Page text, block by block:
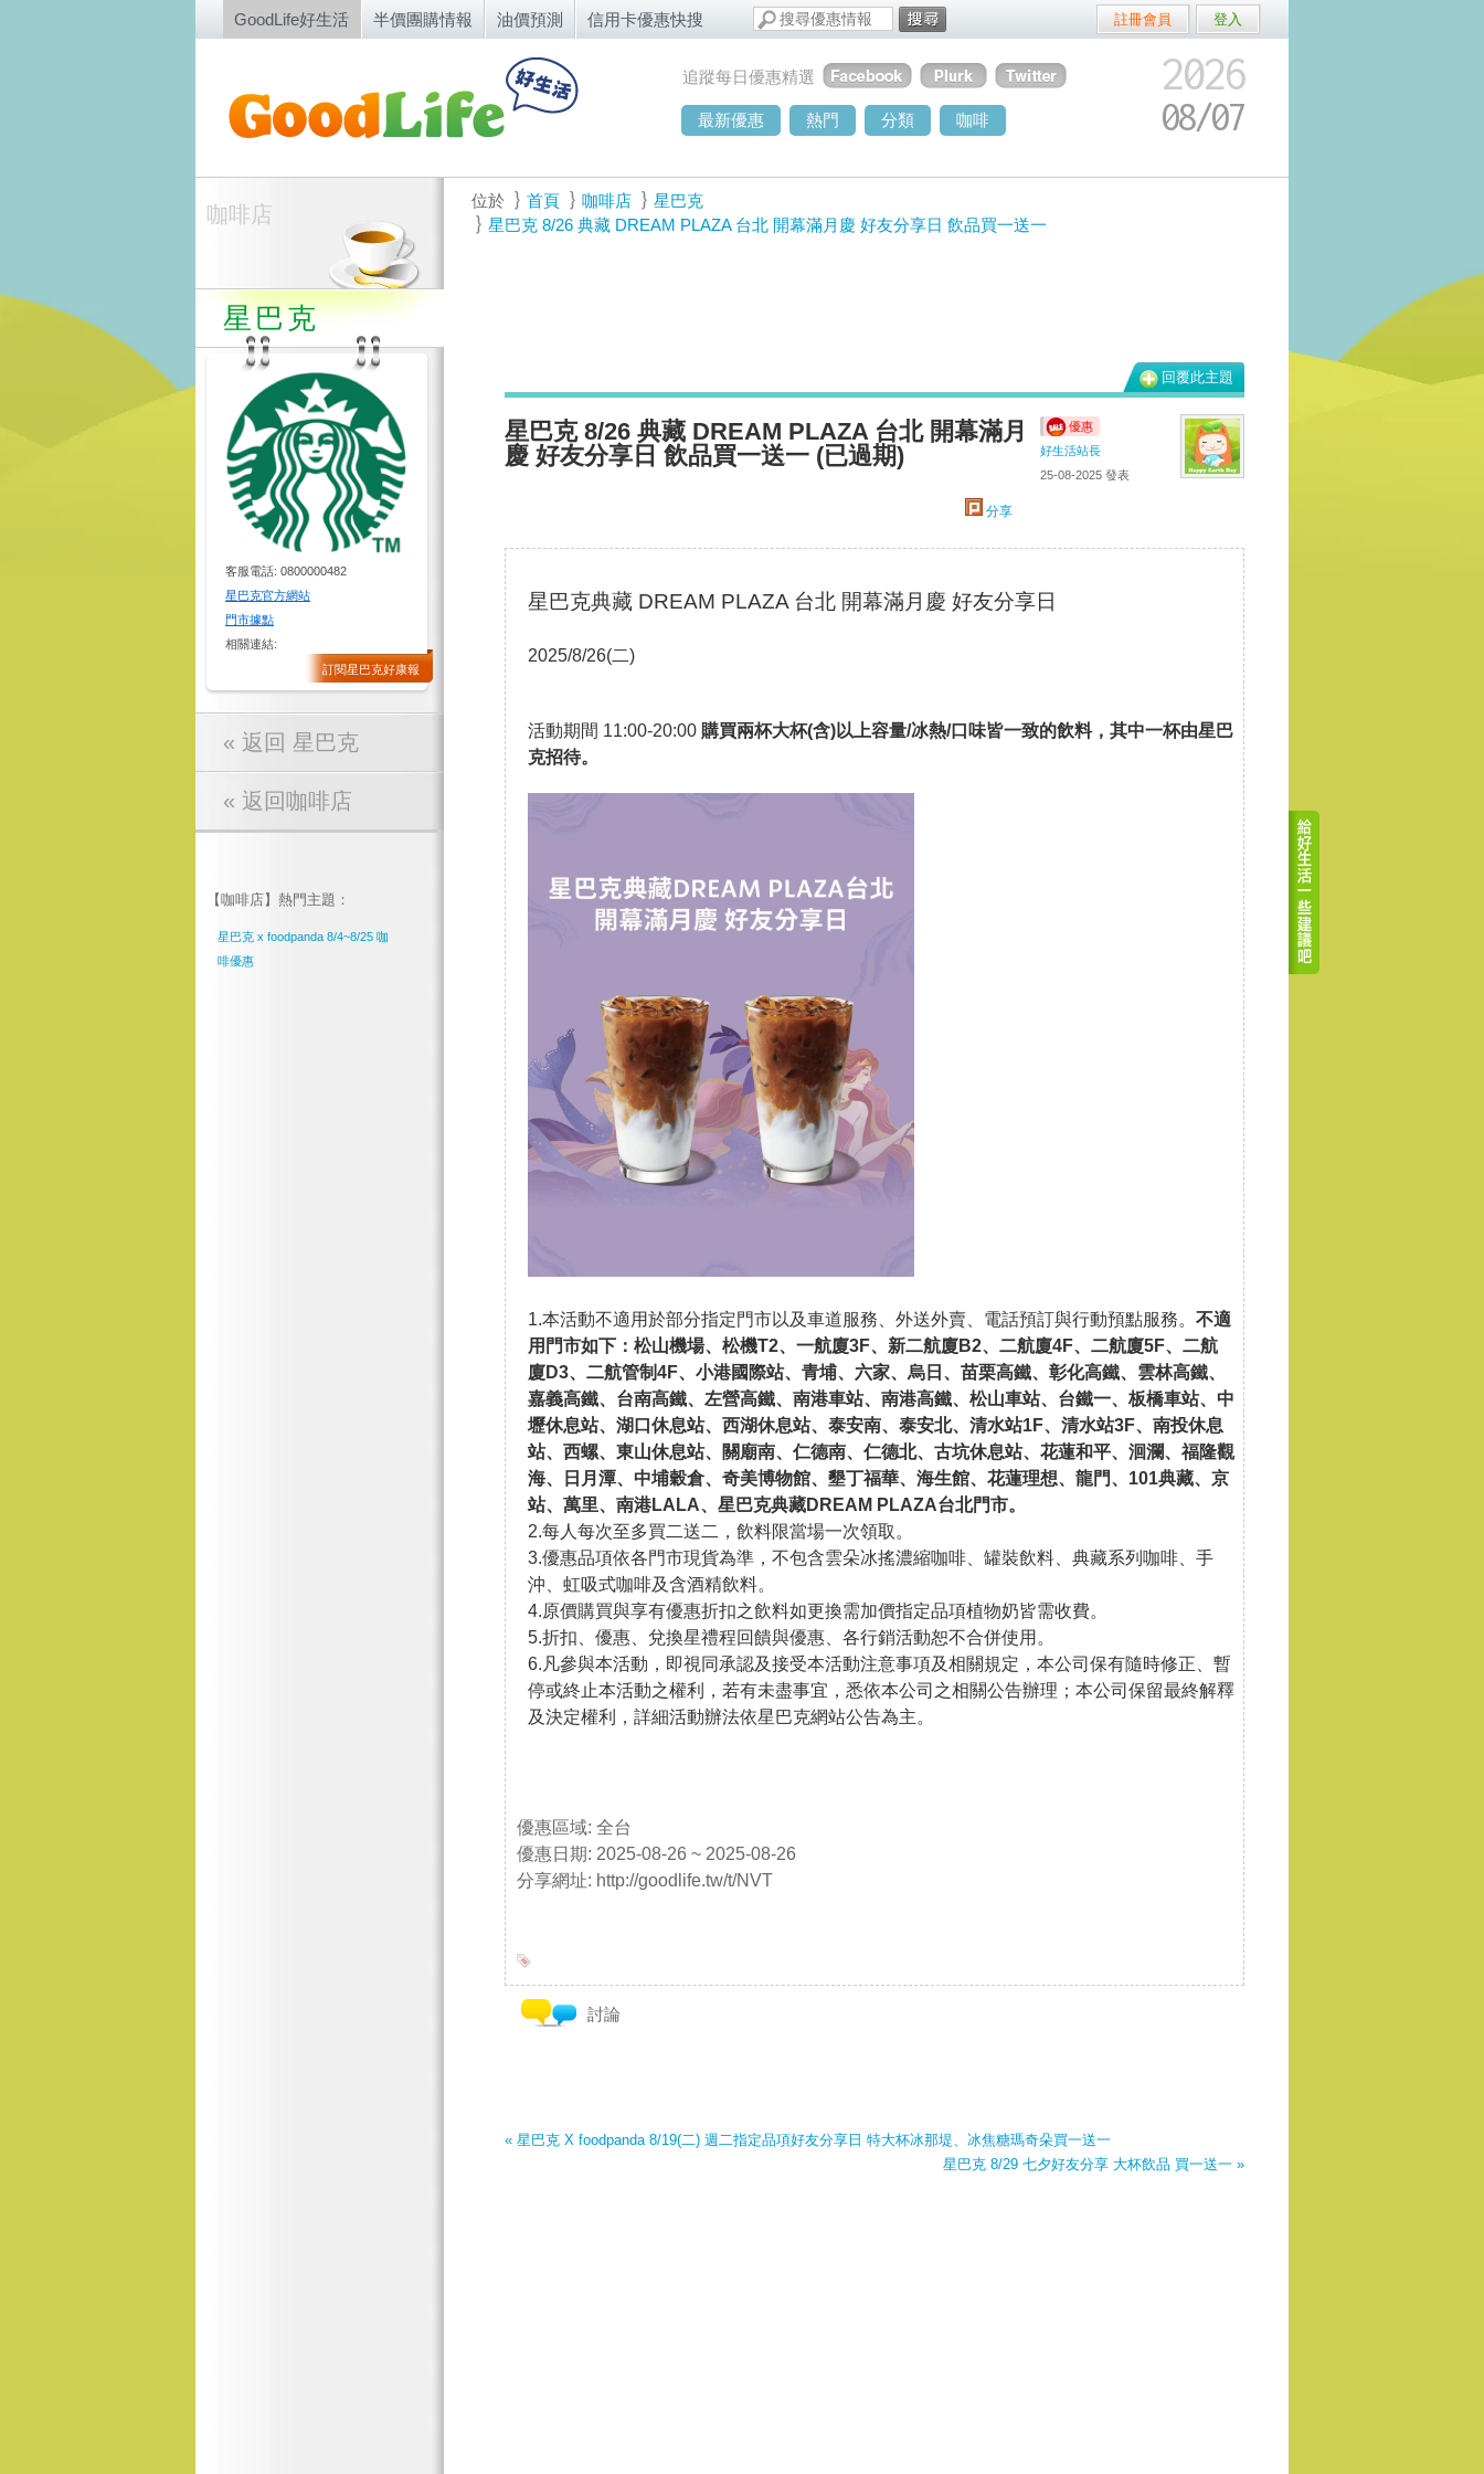
GoodLife好生活 半價團購情報 油價預測 信用卡優惠快搜 註冊會員 登入
追蹤每日優惠精選 2026
08/07
最新優惠 熱門 分類 咖啡
咖啡店
星巴克
客服電話: 0800000482
星巴克官方網站
門市據點
相關連結:
訂閱星巴克好康報
« 返回 星巴克
« 返回咖啡店
【咖啡店】熱門主題：
星巴克 x foodpanda 8/4~8/25 咖
啡優惠
位於 首頁 咖啡店
星巴克
星巴克 8/26 典藏 DREAM PLAZA 台北 開幕滿月慶 好友分享日 飲品買一送一
回覆此主題
星巴克 8/26 典藏 DREAM PLAZA 台北 開幕滿月
慶 好友分享日 飲品買一送一 (已過期)
優惠
好生活站長
25-08-2025 發表
分享
星巴克典藏 DREAM PLAZA 台北 開幕滿月慶 好友分享日
2025/8/26(二)
活動期間 11:00-20:00 購買兩杯大杯(含)以上容量/冰熱/口味皆一致的飲料，其中一杯由星巴
克招待。
1.本活動不適用於部分指定門市以及車道服務、外送外賣、電話預訂與行動預點服務。 不適
用門市如下：松山機場、松機T2、一航廈3F、新二航廈B2、二航廈4F、二航廈5F、二航
廈D3、二航管制4F、小港國際站、青埔、六家、烏日、苗栗高鐵、彰化高鐵、雲林高鐵、
嘉義高鐵、台南高鐵、左營高鐵、南港車站、南港高鐵、松山車站、台鐵一、板橋車站、中
壢休息站、湖口休息站、西湖休息站、泰安南、泰安北、清水站1F、清水站3F、南投休息
站、西螺、東山休息站、關廟南、仁德南、仁德北、古坑休息站、花蓮和平、洄瀾、福隆觀
海、日月潭、中埔穀倉、奇美博物館、墾丁福華、海生館、花蓮理想、龍門、101典藏、京
站、萬里、南港LALA、星巴克典藏DREAM PLAZA台北門市。
2.每人每次至多買二送二，飲料限當場一次領取。
3.優惠品項依各門市現貨為準，不包含雲朵冰搖濃縮咖啡、罐裝飲料、典藏系列咖啡、手
沖、虹吸式咖啡及含酒精飲料。
4.原價購買與享有優惠折扣之飲料如更換需加價指定品項植物奶皆需收費。
5.折扣、優惠、兌換星禮程回饋與優惠、各行銷活動恕不合併使用。
6.凡參與本活動，即視同承認及接受本活動注意事項及相關規定，本公司保有隨時修正、暫
停或終止本活動之權利，若有未盡事宜，悉依本公司之相關公告辦理；本公司保留最終解釋
及決定權利，詳細活動辦法依星巴克網站公告為主。
優惠區域: 全台
優惠日期: 2025-08-26 ~ 2025-08-26
分享網址: http://goodlife.tw/t/NVT
討論
« 星巴克 X foodpanda 8/19(二) 週二指定品項好友分享日 特大杯冰那堤、冰焦糖瑪奇朵買一送一
星巴克 8/29 七夕好友分享 大杯飲品 買一送一 »